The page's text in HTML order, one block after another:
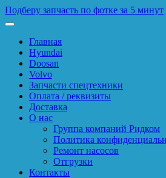
Подберу запчасть по фотке за 5 минут
Главная
Hyundai
Doosan
Volvo
Запчасти спецтехники
Оплата / реквизиты
Доставка
О нас
Группа компаний Ридком
Политика
Ремонт насосов
Отгрузки
Контакты